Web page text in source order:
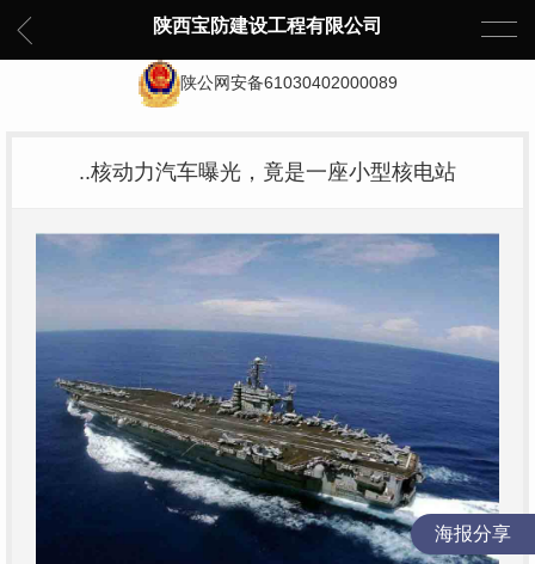
陕西宝防建设工程有限公司
陕公网安备61030402000089
..核动力汽车曝光，竟是一座小型核电站
海报分享